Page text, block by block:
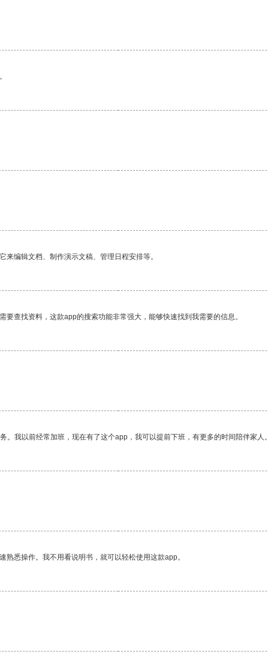
编辑文档、制作演示文稿、管理日程安排等。
查找资料，这款app的搜索功能非常强大，能够快速找到我需要的信息。
我以前经常加班，现在有了这个app，我可以提前下班，有更多的时间陪伴家人。
悉操作。我不用看说明书，就可以轻松使用这款app。